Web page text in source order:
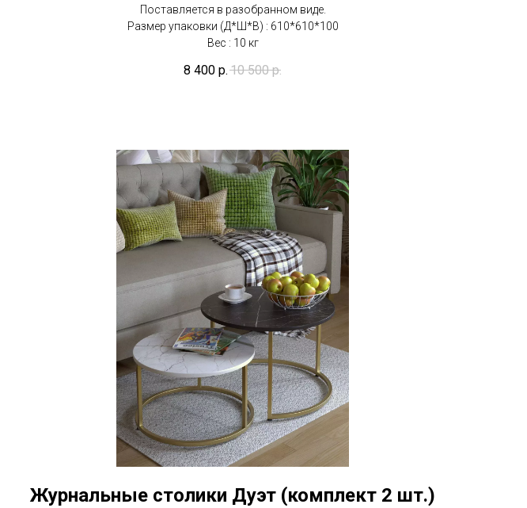
Поставляется в разобранном виде.
Размер упаковки (Д*Ш*В) : 610*610*100
Вес : 10 кг
8 400 р. 10 500 р.
Журнальные столики Дуэт (комплект 2 шт.)